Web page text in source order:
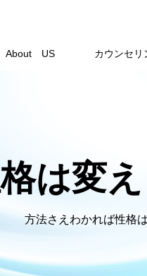
About US カウンセリ
は変
方法さえわかれば性格